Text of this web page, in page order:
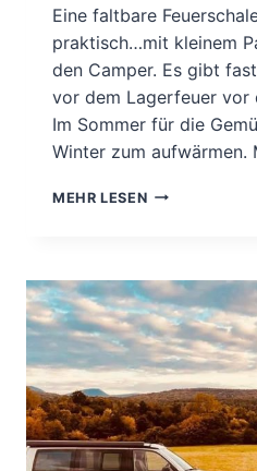
Eine faltbare
praktisch…mit kleinem
den Camper. Es gibt
vor dem Lagerfeuer vor
Im Sommer für die
Winter zum aufwärmen.
MEHR LESENFALTBARE